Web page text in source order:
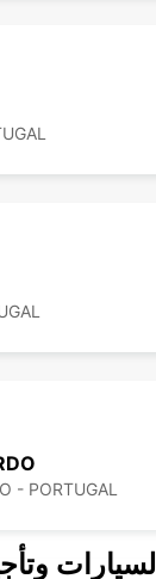
- PORTUGAL